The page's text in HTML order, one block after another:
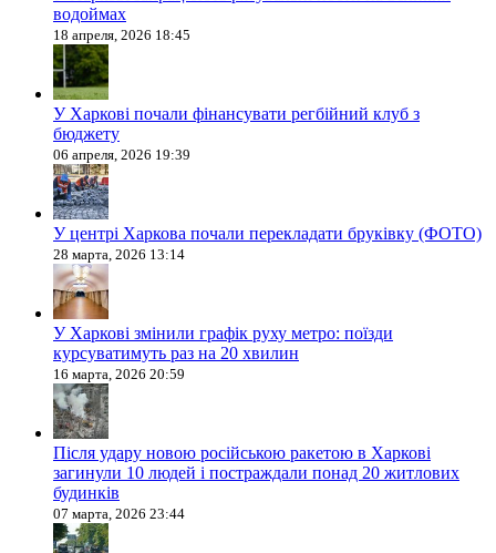
водоймах
18 апреля, 2026 18:45
У Харкові почали фінансувати регбійний клуб з
бюджету
06 апреля, 2026 19:39
У центрі Харкова почали перекладати бруківку (ФОТО)
28 марта, 2026 13:14
У Харкові змінили графік руху метро: поїзди
курсуватимуть раз на 20 хвилин
16 марта, 2026 20:59
Після удару новою російською ракетою в Харкові
загинули 10 людей і постраждали понад 20 житлових
будинків
07 марта, 2026 23:44